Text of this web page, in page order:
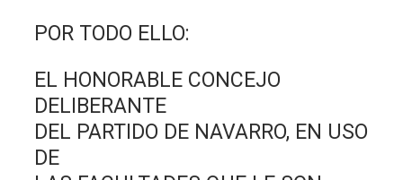
POR TODO ELLO:
EL HONORABLE CONCEJO
DELIBERANTE
DEL PARTIDO DE NAVARRO, EN USO
DE